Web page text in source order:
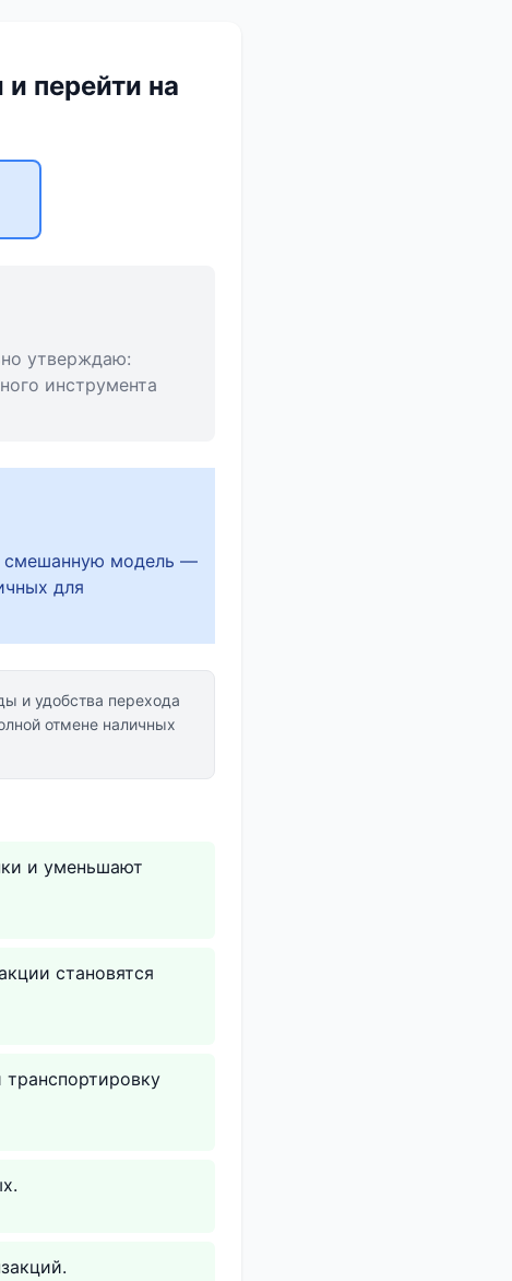
перейти на
утверждаю:
инструмента
смешанную модель —
для
и удобства перехода
отмене наличных
и уменьшают
становятся